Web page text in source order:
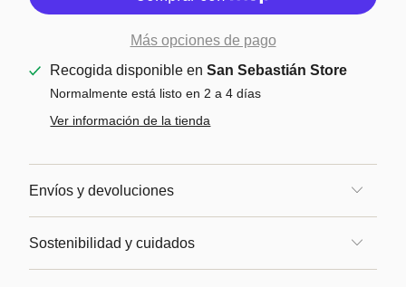
Más opciones de pago
Recogida disponible enSan Sebastián Store
Normalmente está listo en 2 a 4 días
Ver información de la tienda
Envíos y devoluciones
Sostenibilidad y cuidados